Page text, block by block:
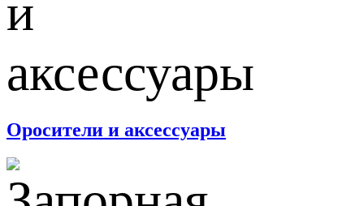
Оросители и аксессуары